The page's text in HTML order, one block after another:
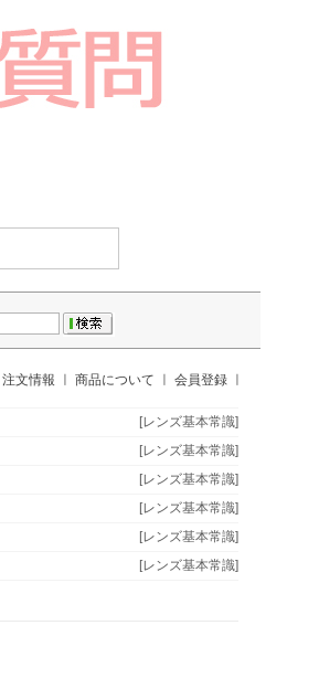
注文情報 商品について 会員登録
[レンズ基本常識]
[レンズ基本常識]
[レンズ基本常識]
[レンズ基本常識]
[レンズ基本常識]
[レンズ基本常識]